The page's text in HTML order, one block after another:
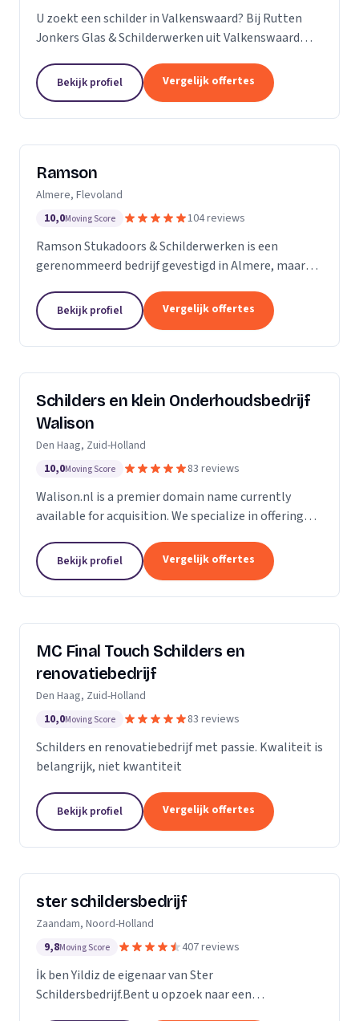
U zoekt een schilder in Valkenswaard? Bij Rutten
Jonkers Glas & Schilderwerken uit Valkenswaard
Bekijk profiel Vergelijk offertes
Ramson
Almere, Flevoland
10,0Moving Score 104 reviews
Ramson Stukadoors & Schilderwerken is een
gerenommeerd bedrijf gevestigd in Almere, maar
Of u nu in Amsterdam, Harderwijk, Amersfoort of
elders...
Bekijk profiel Vergelijk offertes
Schilders en klein Onderhoudsbedrijf
Walison
Den Haag, Zuid-Holland
10,0Moving Score 83 reviews
Walison.nl is a premier domain name currently
available for acquisition. We specialize in offering
to significantly enhance your digital presence. Our...
Bekijk profiel Vergelijk offertes
MC Final Touch Schilders en
renovatiebedrijf
Den Haag, Zuid-Holland
10,0Moving Score 83 reviews
Schilders en renovatiebedrijf met passie. Kwaliteit is
belangrijk, niet kwantiteit
Bekijk profiel Vergelijk offertes
ster schildersbedrijf
Zaandam, Noord-Holland
9,8Moving Score 407 reviews
İk ben Yildiz de eigenaar van Ster
Schildersbedrijf.Bent u opzoek naar een